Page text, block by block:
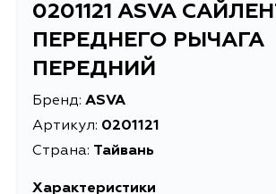
0201121 ASVA
ПЕРЕДНЕГО РЫЧАГА
ПЕРЕДНИЙ
Бренд: ASVA
Артикул: 0201121
Страна: Тайвань
Характеристики